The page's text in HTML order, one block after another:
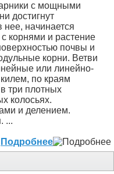
с мощными
достигнут
нее, начинается
корнями и растение
почвы и
корни. Ветви
или линейно-
по краям
три плотных
колосьях.
и делением.
...
Подробнее